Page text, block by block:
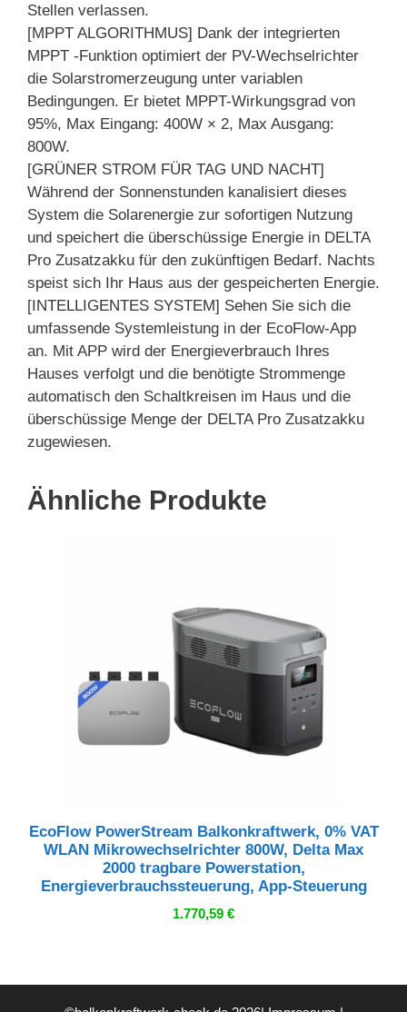
Stellen verlassen.
[MPPT ALGORITHMUS] Dank der integrierten
MPPT -Funktion optimiert der PV-Wechselrichter
die Solarstromerzeugung unter variablen
Bedingungen. Er bietet MPPT-Wirkungsgrad von
95%, Max Eingang: 400W × 2, Max Ausgang:
800W.
[GRÜNER STROM FÜR TAG UND NACHT]
Während der Sonnenstunden kanalisiert dieses
System die Solarenergie zur sofortigen Nutzung
und speichert die überschüssige Energie in DELTA
Pro Zusatzakku für den zukünftigen Bedarf. Nachts
speist sich Ihr Haus aus der gespeicherten Energie.
[INTELLIGENTES SYSTEM] Sehen Sie sich die
umfassende Systemleistung in der EcoFlow-App
an. Mit APP wird der Energieverbrauch Ihres
Hauses verfolgt und die benötigte Strommenge
automatisch den Schaltkreisen im Haus und die
überschüssige Menge der DELTA Pro Zusatzakku
zugewiesen.
Ähnliche Produkte
EcoFlow PowerStream Balkonkraftwerk, 0% VAT
WLAN Mikrowechselrichter 800W, Delta Max
2000 tragbare Powerstation,
Energieverbrauchssteuerung, App-Steuerung
1.770,59 €